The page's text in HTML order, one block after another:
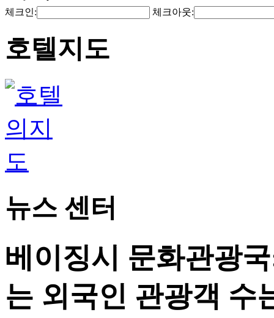
체크인: 체크아웃:
호텔지도
뉴스 센터
베이징시 문화관광
는 외국인 관광객 수